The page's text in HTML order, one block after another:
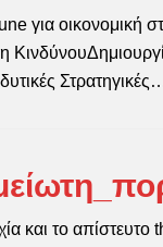
για οικονομική
και το